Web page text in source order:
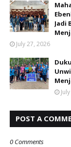
Jadi
July 27, 2026
POST A
0 Comments